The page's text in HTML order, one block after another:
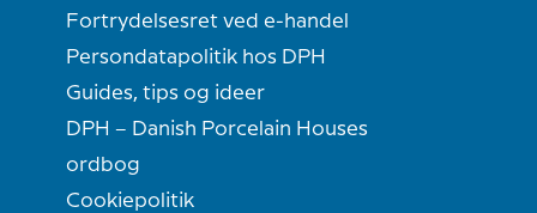
Fortrydelsesret ved e-handel
Persondatapolitik hos DPH
Guides, tips og ideer
DPH – Danish Porcelain Houses
ordbog
Cookiepolitik